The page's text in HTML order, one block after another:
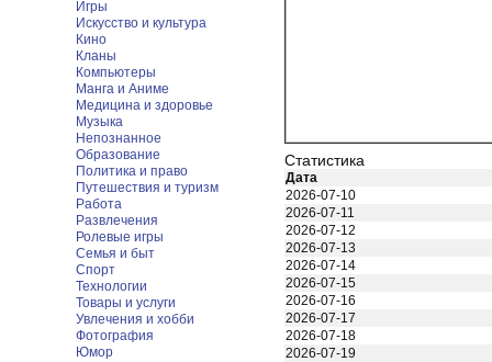
Игры
Искусство и культура
Кино
Кланы
Компьютеры
Манга и Аниме
Медицина и здоровье
Музыка
Непознанное
Образование
Политика и право
Путешествия и туризм
Работа
Развлечения
Ролевые игры
Семья и быт
Спорт
Технологии
Товары и услуги
Увлечения и хобби
Фотография
Юмор
Статистика
Дата
2026-07-10
2026-07-11
2026-07-12
2026-07-13
2026-07-14
2026-07-15
2026-07-16
2026-07-17
2026-07-18
2026-07-19